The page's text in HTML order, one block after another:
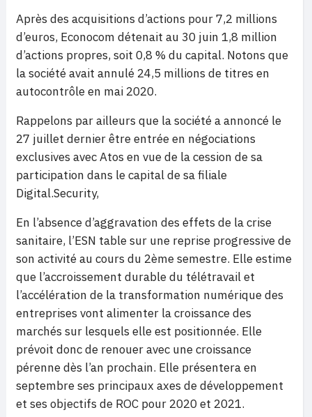
Après des acquisitions d’actions pour 7,2 millions
d’euros, Econocom détenait au 30 juin 1,8 million
d’actions propres, soit 0,8 % du capital. Notons que
la société avait annulé 24,5 millions de titres en
autocontrôle en mai 2020.
Rappelons par ailleurs que la société a annoncé le
27 juillet dernier être entrée en négociations
exclusives avec Atos en vue de la cession de sa
participation dans le capital de sa filiale
Digital.Security,
En l’absence d’aggravation des effets de la crise
sanitaire, l’ESN table sur une reprise progressive de
son activité au cours du 2ème semestre. Elle estime
que l’accroissement durable du télétravail et
l’accélération de la transformation numérique des
entreprises vont alimenter la croissance des
marchés sur lesquels elle est positionnée. Elle
prévoit donc de renouer avec une croissance
pérenne dès l’an prochain. Elle présentera en
septembre ses principaux axes de développement
et ses objectifs de ROC pour 2020 et 2021.